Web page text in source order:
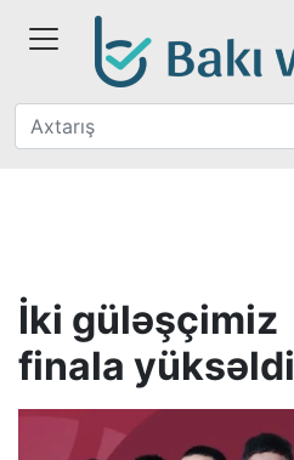
İki güləşçimiz
finala yüksəldi